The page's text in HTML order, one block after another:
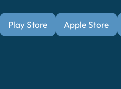
Play Store Apple Store